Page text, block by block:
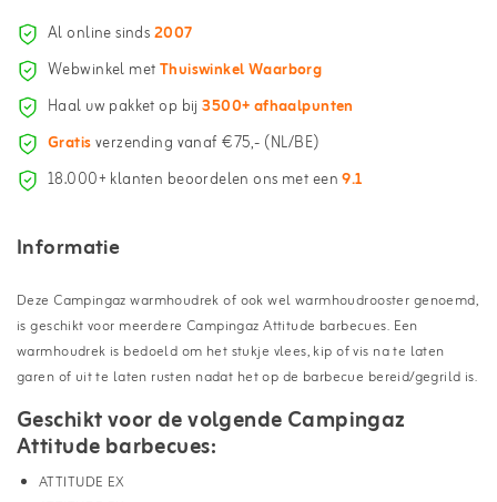
Al online sinds2007
Webwinkel metThuiswinkel Waarborg
Haal uw pakket op bij3500+ afhaalpunten
Gratisverzending vanaf €75,- (NL/BE)
18.000+ klanten beoordelen ons met een9.1
Informatie
Deze Campingaz warmhoudrek of ook wel warmhoudrooster genoemd,
is geschikt voor meerdere Campingaz Attitude barbecues. Een
warmhoudrek is bedoeld om het stukje vlees, kip of vis na te laten
garen of uit te laten rusten nadat het op de barbecue bereid/gegrild is.
Geschikt voor de volgende Campingaz
Attitude barbecues:
ATTITUDE EX